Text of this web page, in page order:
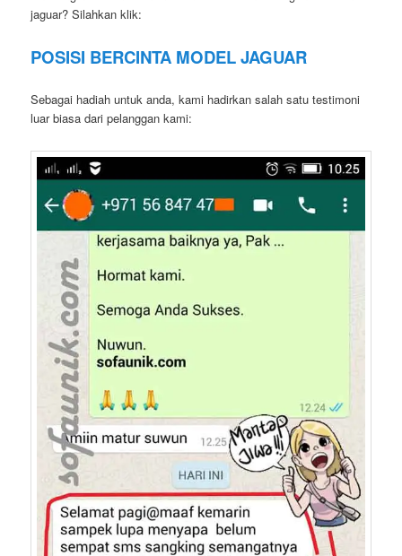
jaguar? Silahkan klik:
POSISI BERCINTA MODEL JAGUAR
Sebagai hadiah untuk anda, kami hadirkan salah satu testimoni
luar biasa dari pelanggan kami: